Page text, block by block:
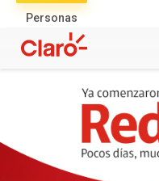
Personas
productos